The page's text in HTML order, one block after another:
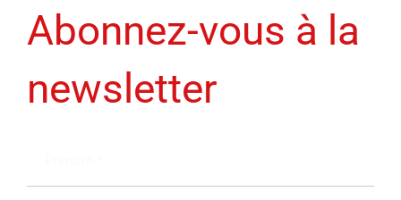
Abonnez-vous à la
newsletter